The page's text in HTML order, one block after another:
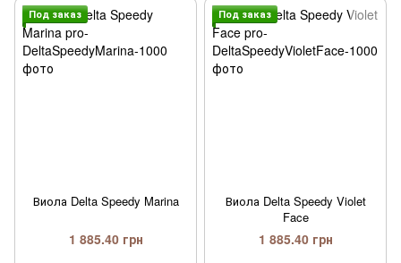
Под заказ
Виола Delta Speedy Marina
1 885.40 грн
Под заказ
Виола Delta Speedy Violet
Face
1 885.40 грн